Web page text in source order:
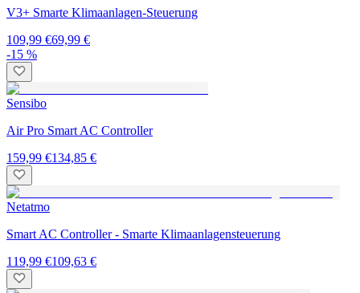
V3+ Smarte Klimaanlagen-Steuerung
109,99 €69,99 €
-15 %
Sensibo
Air Pro Smart AC Controller
159,99 €134,85 €
Netatmo
Smart AC Controller - Smarte Klimaanlagensteuerung
119,99 €109,63 €